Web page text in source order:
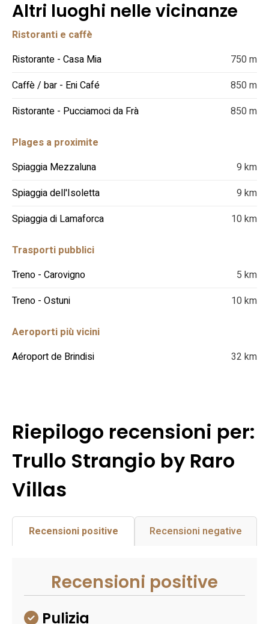
Altri luoghi nelle vicinanze
Ristoranti e caffè
Ristorante - Casa Mia
750 m
Caffè / bar - Eni Café
850 m
Ristorante - Pucciamoci da Frà
850 m
Plages a proximite
Spiaggia Mezzaluna
9 km
Spiaggia dell'Isoletta
9 km
Spiaggia di Lamaforca
10 km
Trasporti pubblici
Treno - Carovigno
5 km
Treno - Ostuni
10 km
Aeroporti più vicini
Aéroport de Brindisi
32 km
Riepilogo recensioni per:
Trullo Strangio by Raro
Villas
Recensioni positive Recensioni negative
Recensioni positive
Pulizia